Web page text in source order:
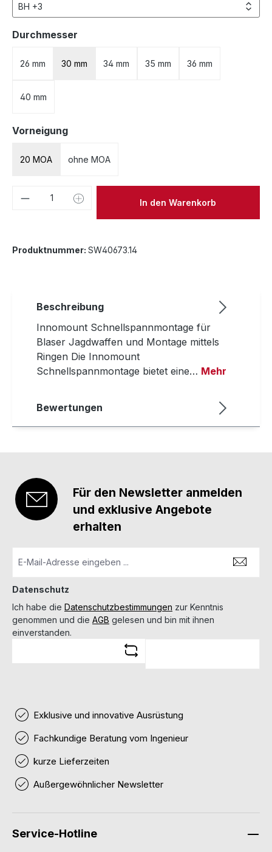
Durchmesser
26 mm 30 mm 34 mm 35 mm 36 mm
40 mm
Vorneigungauswählen
20 MOA ohne MOA
Produkt Anzahl: Gib denIn den Warenkorb
Produktnummer: SW40673.14
Beschreibung
Innomount Schnellspannmontage für
Blaser Jagdwaffen und Montage mittels
Ringen Die Innomount
Schnellspannmontage bietet eine… Mehr
Bewertungen
Für den Newsletter anmelden
und exklusive Angebote
erhalten
Datenschutz
Ich habe die Datenschutzbestimmungen zur Kenntnis
genommen und die AGB gelesen und bin mit ihnen
einverstanden.
Exklusive und innovative Ausrüstung
Fachkundige Beratung vom Ingenieur
kurze Lieferzeiten
Außergewöhnlicher Newsletter
Service-Hotline